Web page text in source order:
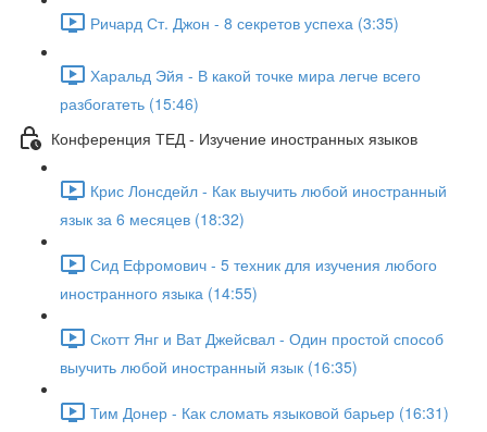
Ричард Ст. Джон - 8 секретов успеха (3:35)
Харальд Эйя - В какой точке мира легче всего
разбогатеть (15:46)
Конференция ТЕД - Изучение иностранных языков
Крис Лонсдейл - Как выучить любой иностранный
язык за 6 месяцев (18:32)
Сид Ефромович - 5 техник для изучения любого
иностранного языка (14:55)
Скотт Янг и Ват Джейсвал - Один простой способ
выучить любой иностранный язык (16:35)
Тим Донер - Как сломать языковой барьер (16:31)